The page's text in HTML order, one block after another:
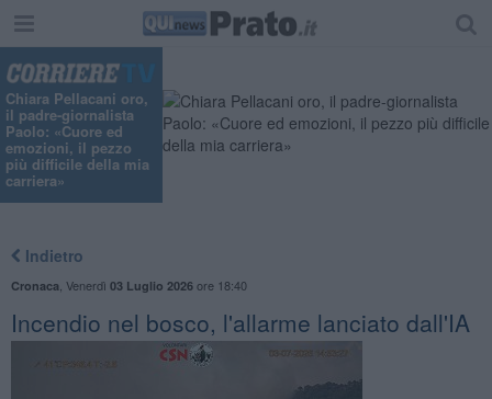
Chiara Pellacani oro,
il padre-giornalista
Paolo: «Cuore ed
emozioni, il pezzo
più difficile della mia
carriera»
Indietro
Cronaca Venerdì 03 Luglio 2026ore 18:40
Incendio nel bosco, l'allarme lanciato dall'IA